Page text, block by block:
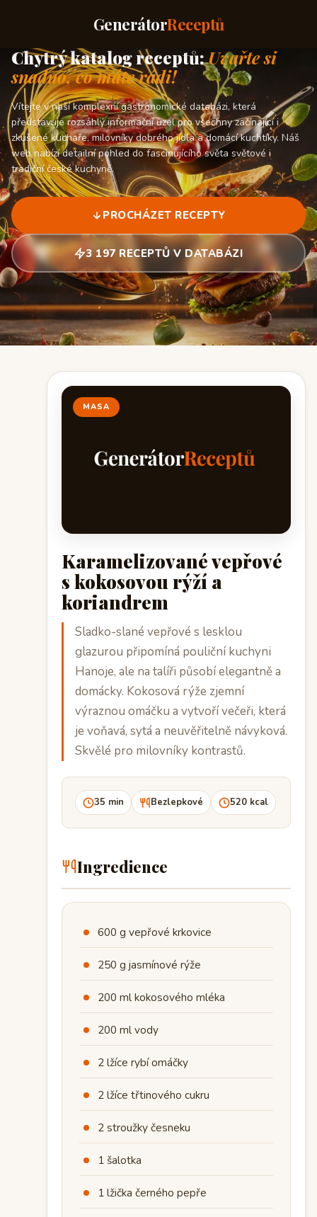
GenerátorReceptů
Chytrý katalog receptů:Uvařte si
snadno, co máte rádi!
Vítejte v naší komplexní gastronomické databázi, která
představuje rozsáhlý informační uzel pro všechny začínající i
zkušené kuchaře, milovníky dobrého jídla a domácí kuchtíky. Náš
web nabízí detailní pohled do fascinujícího světa světové i
tradiční české kuchyně.
PROCHÁZET RECEPTY
3 197 RECEPTŮ V DATABÁZI
MASA
Karamelizované vepřové
s kokosovou rýží a
koriandrem
Sladko-slané vepřové s lesklou
glazurou připomíná pouliční kuchyni
Hanoje, ale na talíři působí elegantně a
domácky. Kokosová rýže zjemní
výraznou omáčku a vytvoří večeři, která
je voňavá, sytá a neuvěřitelně návyková.
Skvělé pro milovníky kontrastů.
35 min Bezlepkové 520 kcal
Ingredience
600 g vepřové krkovice
250 g jasmínové rýže
200 ml kokosového mléka
200 ml vody
2 lžíce rybí omáčky
2 lžíce třtinového cukru
2 stroužky česneku
1 šalotka
1 lžička černého pepře